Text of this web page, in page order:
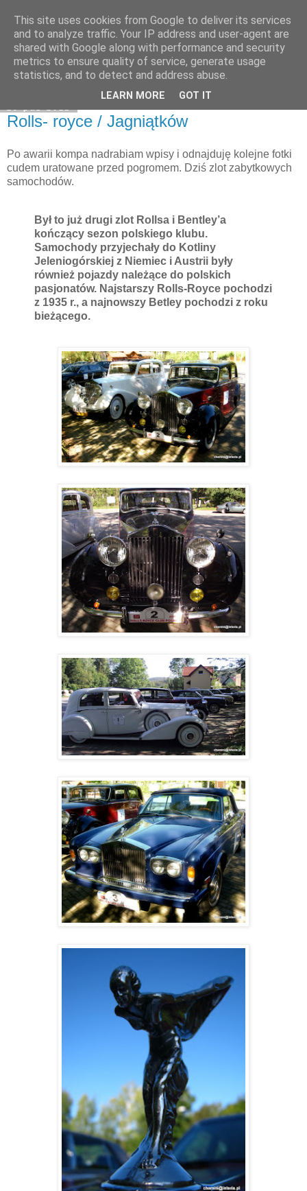
Moje miejsce
Rolls- royce / Jagniątków
Po awarii kompa nadrabiam wpisy i odnajduję kolejne fotki
cudem uratowane przed pogromem. Dziś zlot zabytkowych
samochodów.
Był to już drugi zlot Rollsa i Bentley’a
kończący sezon polskiego klubu.
Samochody przyjechały do Kotliny
Jeleniogórskiej z Niemiec i Austrii były
również pojazdy należące do polskich
pasjonatów. Najstarszy Rolls-Royce pochodzi
z 1935 r., a najnowszy Betley pochodzi z roku
bieżącego.
This site uses cookies from Google to deliver its services
and to analyze traffic. Your IP address and user-agent are
shared with Google along with performance and security
metrics to ensure quality of service, generate usage
statistics, and to detect and address abuse.
LEARN MORE GOT IT